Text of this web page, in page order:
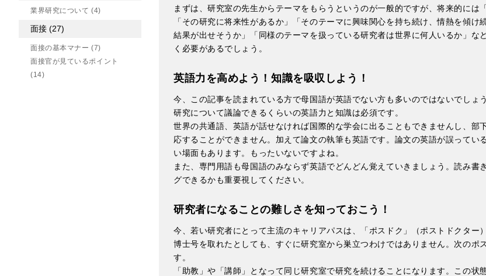
業界研究について(4)
面接 (27)
面接の基本マナー(7)
面接官が見ているポイント
(14)
まずは、研究室の先生からテーマをもらうというのが一般的ですが、将来的には
「その研究に将来性があるか」「そのテーマに興味関心を持ち続け、情熱を傾け
結果が出せそうか」「同様のテーマを扱っている研究者は世界に何人いるか」な
く必要があるでしょう。
英語力を高めよう！知識を吸収しよう！
今、この記事を読まれている方で母国語が英語でない方も多いのではないでしょ
研究について議論できるくらいの英語力と知識は必須です。
世界の共通語、英語が話せなければ国際的な学会に出ることもできませんし、部
応することができません。加えて論文の執筆も英語です。論文の英語が誤ってい
い場面もあります。もったいないですよね。
また、専門用語も母国語のみならず英語でどんどん覚えていきましょう。読み書
グできるかも重要視してください。
研究者になることの難しさを知っておこう！
今、若い研究者にとって主流のキャリアパスは、「ポスドク」（ポストドクター
博士号を取れたとしても、すぐに研究室から巣立つわけではありません。次のポ
す。
「助教」や「講師」となって同じ研究室で研究を続けることになります。この状